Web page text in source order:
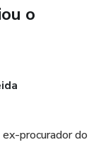
o
procurador do